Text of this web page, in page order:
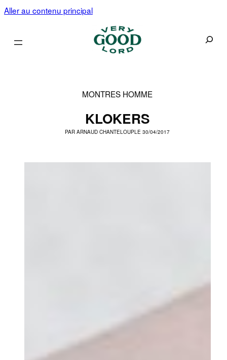
Aller au contenu principal
MONTRES HOMME
KLOKERS
PARARNAUD CHANTELOUPLE 30/04/2017